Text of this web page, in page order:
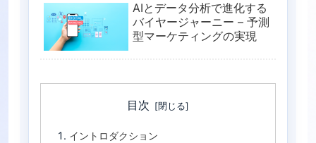
AIとデータ分析で進化する
バイヤージャーニー – 予測
型マーケティングの実現
目次
イントロダクション